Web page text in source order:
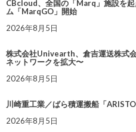
CBcloud、全国の「Marq」施設を
ム「MarqGO」開始
2026年8月5日
株式会社Univearth、倉吉運送株式
ネットワークを拡大〜
2026年8月5日
川崎重工業／ばら積運搬船「
2026年8月5日